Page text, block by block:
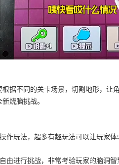
据不同的关卡场景，切割地形，让
烧脑挑战。
作玩法，超多有趣玩法可以让玩家体
由进行挑战，非常考验玩家的脑洞智